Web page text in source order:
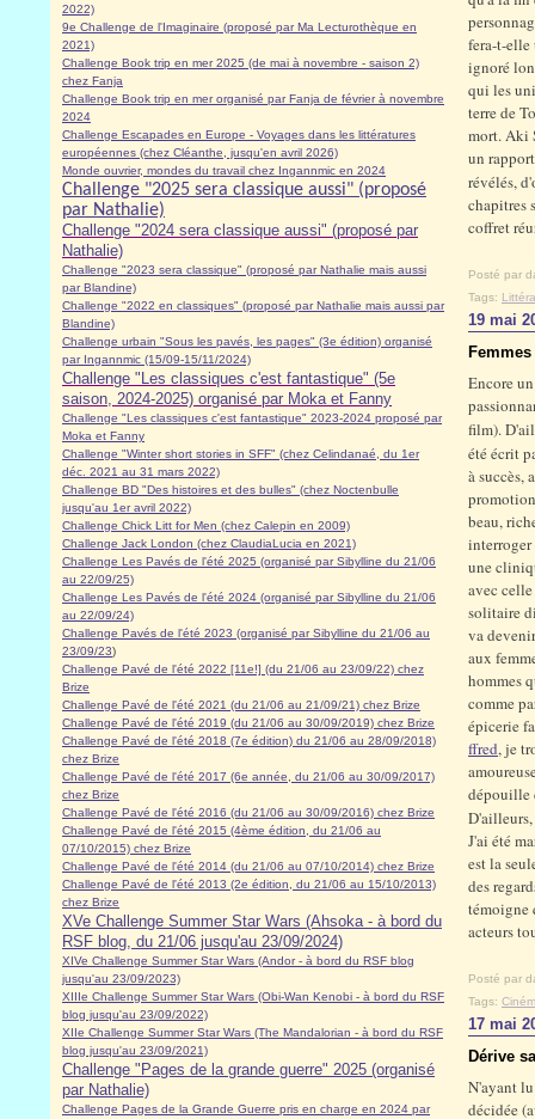
2022)
9e Challenge de l'Imaginaire (proposé par Ma Lecturothèque en
2021)
Challenge Book trip en mer 2025 (de mai à novembre - saison 2)
chez Fanja
Challenge Book trip en mer organisé par Fanja de février à novembre
2024
Challenge Escapades en Europe - Voyages dans les littératures
européennes (chez Cléanthe, jusqu'en avril 2026)
Monde ouvrier, mondes du travail chez Ingannmic en 2024
Challenge "2025 sera classique aussi" (proposé
par Nathalie)
Challenge "2024 sera classique aussi" (proposé par
Nathalie)
Challenge "2023 sera classique" (proposé par Nathalie mais aussi
par Blandine)
Challenge "2022 en classiques" (proposé par Nathalie mais aussi par
Blandine)
Challenge urbain "Sous les pavés, les pages" (3e édition) organisé
par Ingannmic (15/09-15/11/2024)
Challenge "Les classiques c'est fantastique" (5e
saison, 2024-2025) organisé par Moka et Fanny
Challenge "Les classiques c'est fantastique" 2023-2024 proposé par
Moka et Fanny
Challenge "Winter short stories in SFF" (chez Celindanaé, du 1er
déc. 2021 au 31 mars 2022)
Challenge BD "Des histoires et des bulles" (chez Noctenbulle
jusqu'au 1er avril 2022)
Challenge Chick Litt for Men (chez Calepin en 2009)
Challenge Jack London (chez ClaudiaLucia en 2021)
Challenge Les Pavés de l'été 2025 (organisé par Sibylline du 21/06
au 22/09/25)
Challenge Les Pavés de l'été 2024 (organisé par Sibylline du 21/06
au 22/09/24)
Challenge Pavés de l'été 2023 (organisé par Sibylline du 21/06 au
23/09/23)
Challenge Pavé de l'été 2022 [11e!] (du 21/06 au 23/09/22) chez
Brize
Challenge Pavé de l'été 2021 (du 21/06 au 21/09/21) chez Brize
Challenge Pavé de l'été 2019 (du 21/06 au 30/09/2019) chez Brize
Challenge Pavé de l'été 2018 (7e édition) du 21/06 au 28/09/2018)
chez Brize
Challenge Pavé de l'été 2017 (6e année, du 21/06 au 30/09/2017)
chez Brize
Challenge Pavé de l'été 2016 (du 21/06 au 30/09/2016) chez Brize
Challenge Pavé de l'été 2015 (4ème édition, du 21/06 au
07/10/2015) chez Brize
Challenge Pavé de l'été 2014 (du 21/06 au 07/10/2014) chez Brize
Challenge Pavé de l'été 2013 (2e édition, du 21/06 au 15/10/2013)
chez Brize
XVe Challenge Summer Star Wars (Ahsoka - à bord du
RSF blog, du 21/06 jusqu'au 23/09/2024)
XIVe Challenge Summer Star Wars (Andor - à bord du RSF blog
jusqu'au 23/09/2023)
XIIIe Challenge Summer Star Wars (Obi-Wan Kenobi - à bord du RSF
blog jusqu'au 23/09/2022)
XIIe Challenge Summer Star Wars (The Mandalorian - à bord du RSF
blog jusqu'au 23/09/2021)
Challenge "Pages de la grande guerre" 2025 (organisé
par Nathalie)
Challenge Pages de la Grande Guerre pris en charge en 2024 par
fera-t-elle
ignoré
qui les
terre de
mort. Aki
un
révélés,
chapitres
coffret
Posté par
Tags:
19 mai
Encore
film).
été écrit
à succès,
beau,
interroger
une
avec
solitaire
va
aux
hommes
comme
épicerie
ffred, je
dépouille
J'ai été
est la
des
témoigne
acteurs
Posté par
Tags:
17 mai
Dérive
N'ayant
décidée